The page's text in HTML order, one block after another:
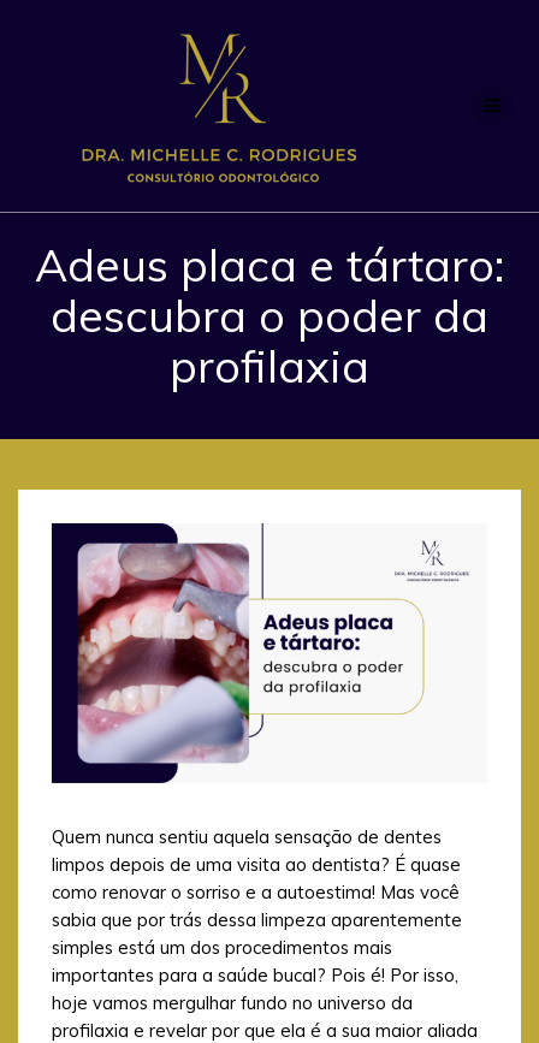
Adeus placa e tártaro:
descubra o poder da
profilaxia
Quem nunca sentiu aquela sensação de dentes
limpos depois de uma visita ao dentista? É quase
como renovar o sorriso e a autoestima! Mas você
sabia que por trás dessa limpeza aparentemente
simples está um dos procedimentos mais
importantes para a saúde bucal? Pois é! Por isso,
hoje vamos mergulhar fundo no universo da
profilaxia e revelar por que ela é a sua maior aliada